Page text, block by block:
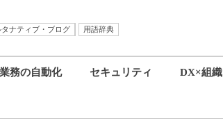
タナティブ・ブログ
用語辞典
業務の自動化 セキュリティ DX×組織